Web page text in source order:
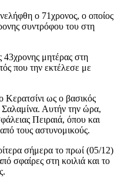
ο 71χρονος, ο οποίος
συντρόφου του στη
43χρονης μητέρας στη
που την εκτέλεσε με
Κερατσίνι ως ο βασικός
Σαλαμίνα. Αυτήν την ώρα,
Πειραιά, όπου και
τους αστυνομικούς.
σήμερα το πρωί (05/12)
σφαίρες στη κοιλιά και το